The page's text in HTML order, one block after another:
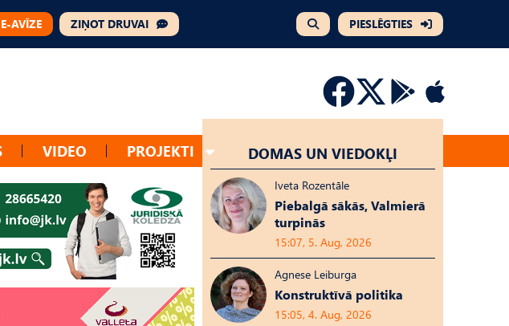
E-AVĪZE ZIŅOT DRUVAI PIESLĒGTIES
VIDEO PROJEKTI DOMAS UN VIEDOKĻI
Iveta Rozentāle
Piebalgā sākās, Valmierā
turpinās
15:07, 5. Aug, 2026
Agnese Leiburga
Konstruktīvā politika
15:05, 4. Aug, 2026